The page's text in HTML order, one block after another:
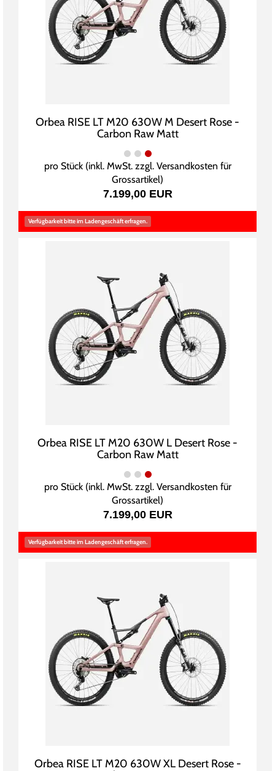
Orbea RISE LT M20 630W M Desert Rose -
Carbon Raw Matt
pro Stück (inkl. MwSt. zzgl. Versandkosten für
Grossartikel)
7.199,00 EUR
Verfügbarkeit bitte im Ladengeschäft erfragen.
Orbea RISE LT M20 630W L Desert Rose -
Carbon Raw Matt
pro Stück (inkl. MwSt. zzgl. Versandkosten für
Grossartikel)
7.199,00 EUR
Verfügbarkeit bitte im Ladengeschäft erfragen.
Orbea RISE LT M20 630W XL Desert Rose -